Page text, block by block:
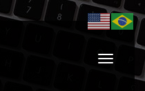
Toggle